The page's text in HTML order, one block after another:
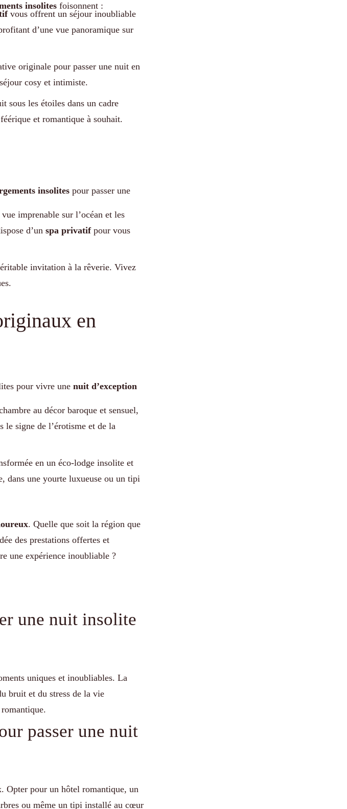
insolites foisonnent :
vous offrent un séjour inoubliable
d’une vue panoramique sur
originale pour passer une nuit en
cosy et intimiste.
sous les étoiles dans un cadre
et romantique à souhait.
insolites pour passer une
imprenable sur l’océan et les
d’un spa privatifpour vous
invitation à la rêverie. Vivez
en
pour vivre une nuit d’exception
au décor baroque et sensuel,
signe de l’érotisme et de la
en un éco-lodge insolite et
dans une yourte luxueuse ou un tipi
. Quelle que soit la région que
des prestations offertes et
une expérience inoubliable ?
une nuit insolite
uniques et inoubliables. La
bruit et du stress de la vie
passer une nuit
Opter pour un hôtel romantique, un
ou même un tipi installé au cœur